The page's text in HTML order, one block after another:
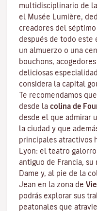
multidisciplinario de
el Musée Lumière,
creadores del
después de todo este
un almuerzo o una
bouchons,
deliciosas
considera la capital
Te recomendamos
desde la colina de
desde el que admirar
la ciudad y que
principales atractivos
Lyon: el teatro
antiguo de Francia, su
Dame y, al pie de la
Jean en la zona de
podrás explorar sus
peatonales que